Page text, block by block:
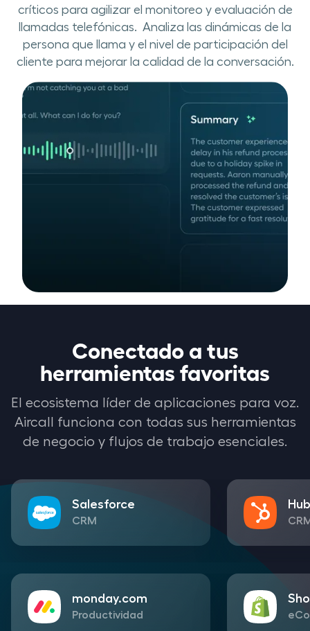
críticos para agilizar el monitoreo y evaluación de
llamadas telefónicas.​​ ​ ​​Analiza las dinámicas de la
persona que llama y el nivel de participación del
cliente para mejorar la calidad de la conversación.
Conectado a tus
herramientas favoritas
El ecosistema líder de aplicaciones para voz.
Aircall funciona con todas sus herramientas
de negocio y flujos de trabajo esenciales.
Salesforce
CRM
monday.com
Productividad